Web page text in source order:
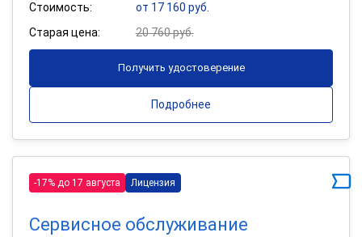
Стоимость:
от 17 160 руб.
Старая цена:
20 760 руб.
Получить удостоверение
Подробнее
-17% до 17 августа Лицензия
Сервисное обслуживание